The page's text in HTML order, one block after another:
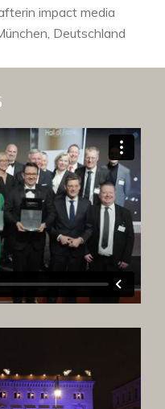
impact media
Deutschland